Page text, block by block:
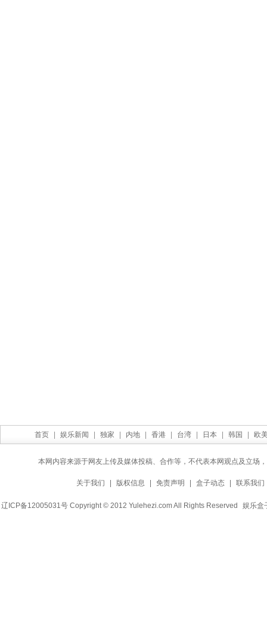
首页 娱乐新闻 独家 内地 香港 台湾 日本 韩国 欧
本网内容来源于网友上传及媒体投稿、合作等，不代表本网观点及立场
关于我们 版权信息 免责声明 盒子动态 联系我们
辽ICP备12005031号 Copyright © 2012 Yulehezi.com All Rights Reserved 娱乐盒